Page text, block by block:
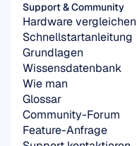
Support & Community
Hardware vergleichen
Schnellstartanleitung
Grundlagen
Wissensdatenbank
Wie man
Glossar
Community-Forum
Feature-Anfrage